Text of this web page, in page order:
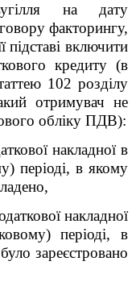
на дату
факторингу,
підставі включити
кредиту (в
102 розділу
отримувач не
обліку ПДВ):
накладної в
періоді, в якому
накладної
періоді, в
зареєстровано